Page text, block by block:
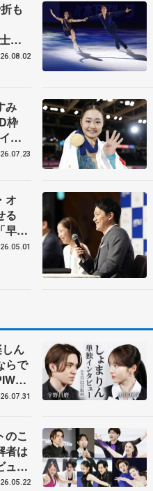
も
み
枠
ス
#74
オ
る
早く
」
ん
らで
前
のこ
者は
ュー
人、